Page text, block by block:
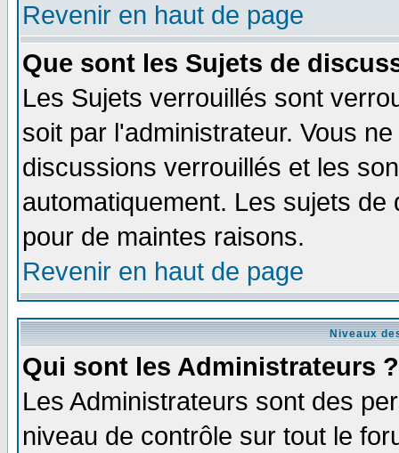
Revenir en haut de page
Que sont les Sujets de
Les Sujets verrouillés sont
soit par l'administrateur. Vous
discussions verrouillés et les
automatiquement. Les sujets
pour de maintes raisons.
Revenir en haut de page
Niveaux
Qui sont les Administrateurs ?
Les Administrateurs sont des
niveau de contrôle sur tout le